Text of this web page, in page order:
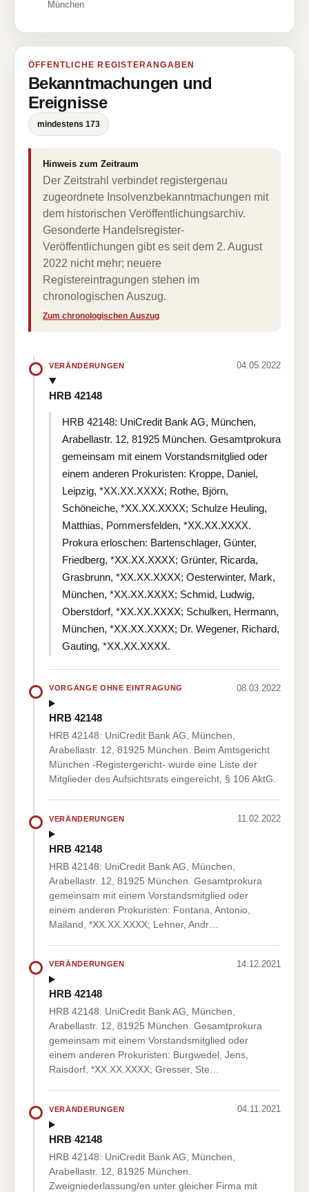
München
ÖFFENTLICHE REGISTERANGABEN
Bekanntmachungen und
Ereignisse
mindestens 173
Hinweis zum Zeitraum
Der Zeitstrahl verbindet registergenau
zugeordnete Insolvenzbekanntmachungen mit
dem historischen Veröffentlichungsarchiv.
Gesonderte Handelsregister-
Veröffentlichungen gibt es seit dem 2. August
2022 nicht mehr; neuere
Registereintragungen stehen im
chronologischen Auszug.
Zum chronologischen Auszug
VERÄNDERUNGEN 04.05.2022
HRB 42148
HRB 42148: UniCredit Bank AG, München,
Arabellastr. 12, 81925 München. Gesamtprokura
gemeinsam mit einem Vorstandsmitglied oder
einem anderen Prokuristen: Kroppe, Daniel,
Leipzig, *XX.XX.XXXX; Rothe, Björn,
Schöneiche, *XX.XX.XXXX; Schulze Heuling,
Matthias, Pommersfelden, *XX.XX.XXXX.
Prokura erloschen: Bartenschlager, Günter,
Friedberg, *XX.XX.XXXX; Grünter, Ricarda,
Grasbrunn, *XX.XX.XXXX; Oesterwinter, Mark,
München, *XX.XX.XXXX; Schmid, Ludwig,
Oberstdorf, *XX.XX.XXXX; Schulken, Hermann,
München, *XX.XX.XXXX; Dr. Wegener, Richard,
Gauting, *XX.XX.XXXX.
VORGÄNGE OHNE EINTRAGUNG 08.03.2022
HRB 42148
HRB 42148: UniCredit Bank AG, München,
Arabellastr. 12, 81925 München. Beim Amtsgericht
München -Registergericht- wurde eine Liste der
Mitglieder des Aufsichtsrats eingereicht, § 106 AktG.
VERÄNDERUNGEN 11.02.2022
HRB 42148
HRB 42148: UniCredit Bank AG, München,
Arabellastr. 12, 81925 München. Gesamtprokura
gemeinsam mit einem Vorstandsmitglied oder
einem anderen Prokuristen: Fontana, Antonio,
Mailand, *XX.XX.XXXX; Lehner, Andr…
VERÄNDERUNGEN 14.12.2021
HRB 42148
HRB 42148: UniCredit Bank AG, München,
Arabellastr. 12, 81925 München. Gesamtprokura
gemeinsam mit einem Vorstandsmitglied oder
einem anderen Prokuristen: Burgwedel, Jens,
Raisdorf, *XX.XX.XXXX; Gresser, Ste…
VERÄNDERUNGEN 04.11.2021
HRB 42148
HRB 42148: UniCredit Bank AG, München,
Arabellastr. 12, 81925 München.
Zweigniederlassung/en unter gleicher Firma mit